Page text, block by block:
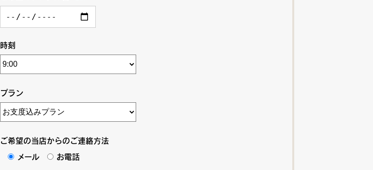
時刻
プラン
ご希望の当店からのご連絡方法
メール お電話